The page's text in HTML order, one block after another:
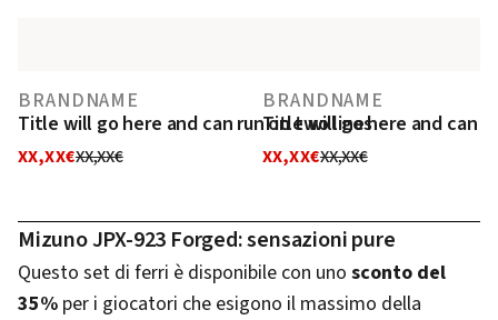
BRANDNAME
Title will go here and can run on two lines
XX,XX€XX,XX€
BRANDNAME
Title will go here and can
XX,XX€XX,XX€
Mizuno JPX-923 Forged: sensazioni pure
Questo set di ferri è disponibile con uno sconto del
35% per i giocatori che esigono il massimo della